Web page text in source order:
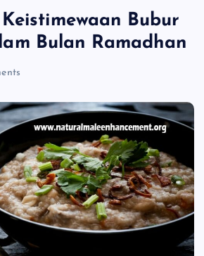
Bubur
Bulan Ramadhan